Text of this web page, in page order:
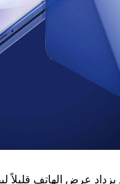
يزداد عرض الهاتف قليلاً